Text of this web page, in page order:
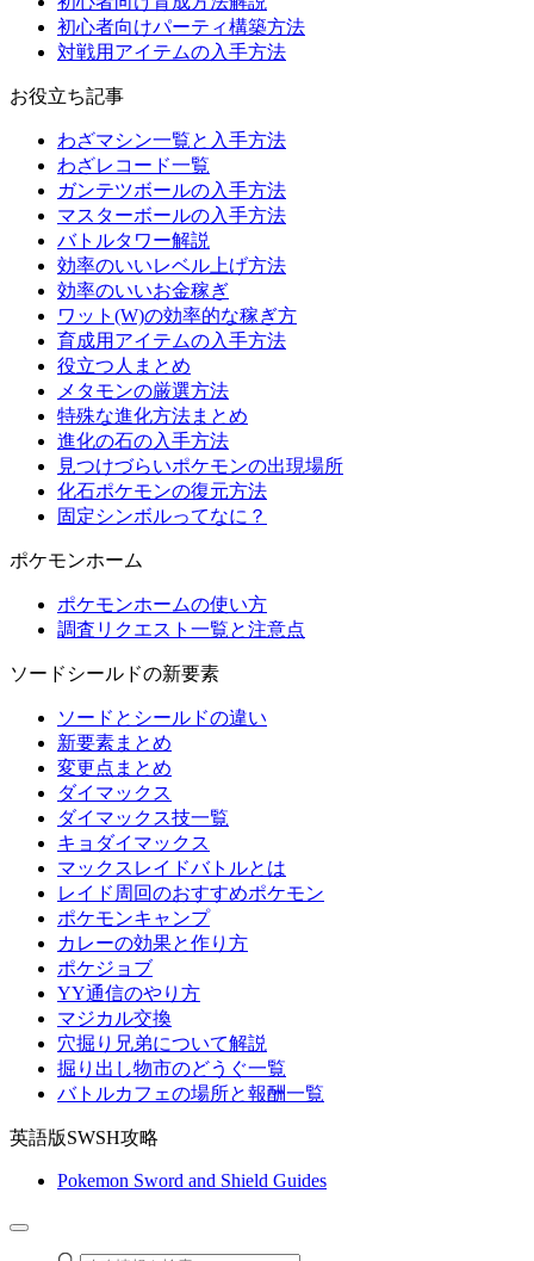
初心者向けパーティ構築方法
対戦用アイテムの入手方法
お役立ち記事
わざマシン一覧と入手方法
わざレコード一覧
ガンテツボールの入手方法
マスターボールの入手方法
バトルタワー解説
効率のいいレベル上げ方法
効率のいいお金稼ぎ
ワット(W)の効率的な稼ぎ方
育成用アイテムの入手方法
役立つ人まとめ
メタモンの厳選方法
特殊な進化方法まとめ
進化の石の入手方法
見つけづらいポケモンの出現場所
化石ポケモンの復元方法
固定シンボルってなに？
ポケモンホーム
ポケモンホームの使い方
調査リクエスト一覧と注意点
ソードシールドの新要素
ソードとシールドの違い
新要素まとめ
変更点まとめ
ダイマックス
ダイマックス技一覧
キョダイマックス
マックスレイドバトルとは
レイド周回のおすすめポケモン
ポケモンキャンプ
カレーの効果と作り方
ポケジョブ
YY通信のやり方
マジカル交換
穴掘り兄弟について解説
掘り出し物市のどうぐ一覧
バトルカフェの場所と報酬一覧
英語版SWSH攻略
Pokemon Sword and Shield Guides